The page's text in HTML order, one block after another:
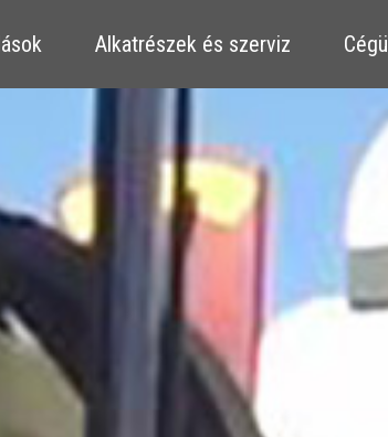
​​Alkatrészek és szerviz